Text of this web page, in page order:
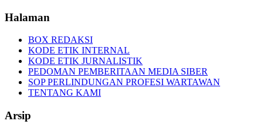
Halaman
BOX REDAKSI
KODE ETIK INTERNAL
KODE ETIK JURNALISTIK
PEDOMAN PEMBERITAAN MEDIA SIBER
SOP PERLINDUNGAN PROFESI WARTAWAN
TENTANG KAMI
Arsip